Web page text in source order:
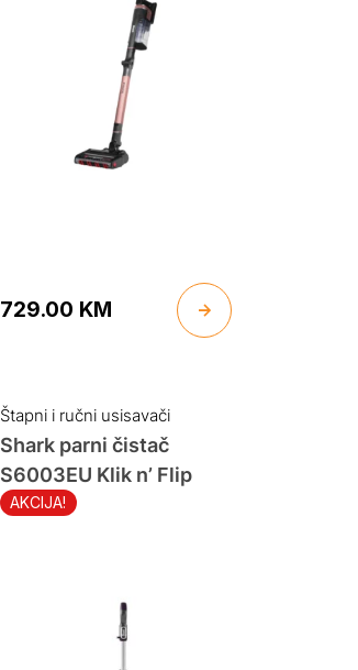
729.00 KM
Štapni i ručni usisavači
AKCIJA!
Shark parni čistač
S6003EU Klik n’ Flip